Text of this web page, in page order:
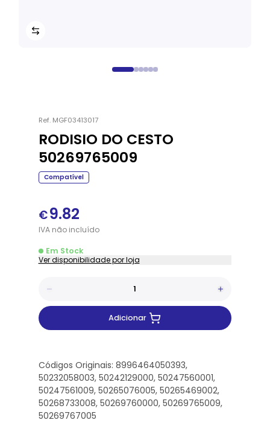
Ref. MGF03413017
RODISIO DO CESTO
50269765009
Compatível
€9.82
IVAnãoincluído
Em Stock
Ver disponibilidade por loja
Adicionar
Códigos Originais: 8996464050393,
50232058003, 50242129000, 50247560001,
50247561009, 50265076005, 50265469002,
50268733008, 50269760000, 50269765009,
50269767005